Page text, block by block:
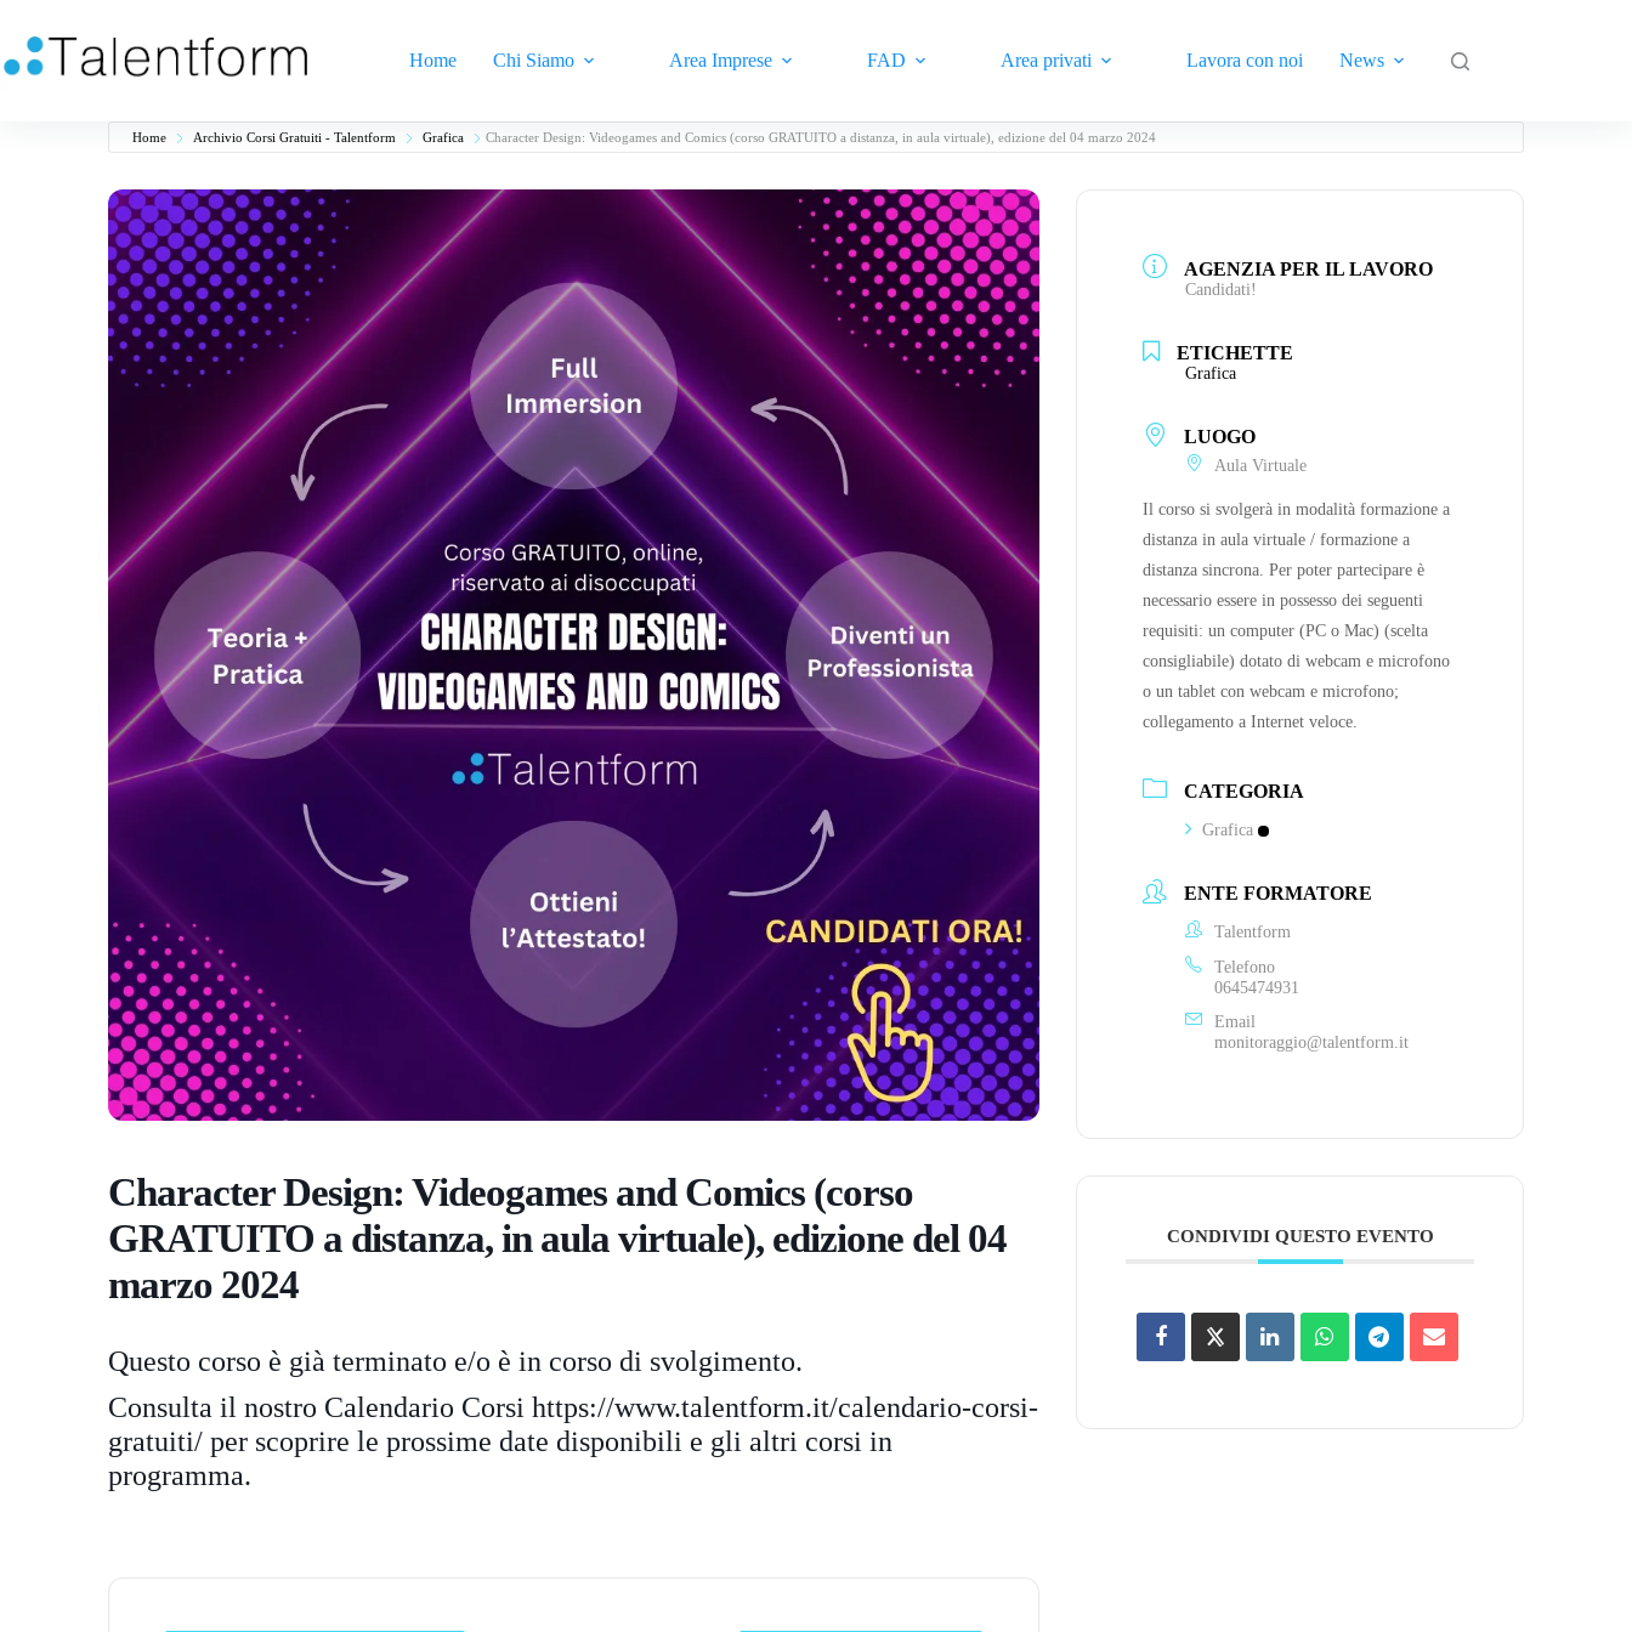
Home Chi Siamo Area Imprese FAD Area privati Lavora con noi News
Home Archivio Corsi Gratuiti - Talentform Grafica Character Design: Videogames and Comics (corso GRATUITO a distanza, in aula virtuale), edizione del 04 marzo 2024
Character Design: Videogames and Comics (corso
GRATUITO a distanza, in aula virtuale), edizione del 04
marzo 2024
Questo corso è già terminato e/o è in corso di svolgimento.
Consulta il nostro Calendario Corsi https://www.talentform.it/calendario-corsi-
gratuiti/ per scoprire le prossime date disponibili e gli altri corsi in
programma.
AGENZIA PER IL LAVORO
Candidati!
ETICHETTE
Grafica
LUOGO
Aula Virtuale
Il corso si svolgerà in modalità formazione a
distanza in aula virtuale / formazione a
distanza sincrona. Per poter partecipare è
necessario essere in possesso dei seguenti
requisiti: un computer (PC o Mac) (scelta
consigliabile) dotato di webcam e microfono
o un tablet con webcam e microfono;
collegamento a Internet veloce.
CATEGORIA
Grafica
ENTE FORMATORE
Talentform
Telefono
0645474931
Email
monitoraggio@talentform.it
CONDIVIDI QUESTO EVENTO